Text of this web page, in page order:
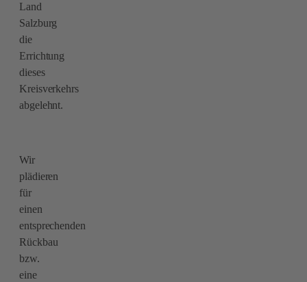
Land
Salzburg
die
Errichtung
dieses
Kreisverkehrs
abgelehnt.
Wir
plädieren
für
einen
entsprechenden
Rückbau
bzw.
eine